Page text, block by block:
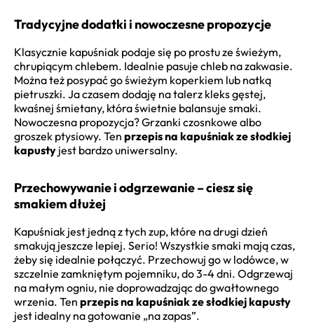
Tradycyjne dodatki i nowoczesne propozycje
Klasycznie kapuśniak podaje się po prostu ze świeżym,
chrupiącym chlebem. Idealnie pasuje chleb na zakwasie.
Można też posypać go świeżym koperkiem lub natką
pietruszki. Ja czasem dodaję na talerz kleks gęstej,
kwaśnej śmietany, która świetnie balansuje smaki.
Nowoczesna propozycja? Grzanki czosnkowe albo
groszek ptysiowy. Ten przepis na kapuśniak ze słodkiej
kapusty jest bardzo uniwersalny.
Przechowywanie i odgrzewanie – ciesz się
smakiem dłużej
Kapuśniak jest jedną z tych zup, które na drugi dzień
smakują jeszcze lepiej. Serio! Wszystkie smaki mają czas,
żeby się idealnie połączyć. Przechowuj go w lodówce, w
szczelnie zamkniętym pojemniku, do 3-4 dni. Odgrzewaj
na małym ogniu, nie doprowadzając do gwałtownego
wrzenia. Ten przepis na kapuśniak ze słodkiej kapusty
jest idealny na gotowanie „na zapas”.